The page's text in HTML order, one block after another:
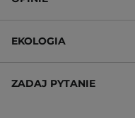
EKOLOGIA
ZADAJ PYTANIE